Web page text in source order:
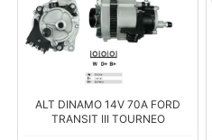
ALT DINAMO 14V 70A FORD
TRANSIT III TOURNEO